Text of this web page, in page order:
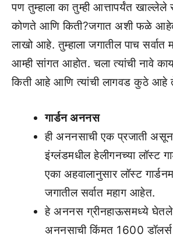
पण तुम्हाला का तुम्ही आत्तापर्यंत
कोणते आणि किती?जगात अशी फळे
लाखो आहे. तुम्हाला जगातील पाच सर्वात
आम्ही सांगत आहोत. चला त्यांची नावे
किती आहे आणि त्यांची लागवड कुठे आहे
गार्डन अननस
ही अननसाची एक प्रजाती
इंग्लंडमधील हेलीगनच्या लॉस्ट
एका अहवालानुसार लॉस्ट
जगातील सर्वात महाग आहेत.
हे अननस ग्रीनहाऊसमध्ये घेतले
अननसाची किंमत 1600